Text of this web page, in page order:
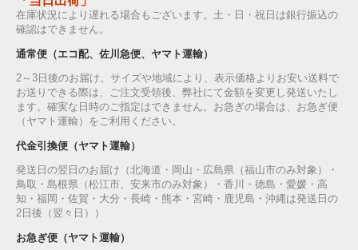
在庫状況により遅れる場合もございます。土・日・祝日は銀行振込の
確認はできません。
通常便（エコ配、佐川急便、ヤマト運輸）
2～3日後のお届け。サイズや地域により、表示価格よりお安い送料で
お送りできる際は、ご注文受領後、弊社にて金額を変更し発送いたし
ます。確実な日時のご指定はできません。お急ぎの場合は、お急ぎ便
（ヤマト運輸）をご利用ください。
代金引換便（ヤマト運輸）
発送日の翌日のお届け（北海道・岡山・広島県（福山市のみ対象）・
鳥取・島根県（松江市、安来市のみ対象）・香川・徳島・愛媛・高
知・福岡・佐賀・大分・長崎・熊本・宮崎・鹿児島・沖縄は発送日の
2日後（翌々日））
お急ぎ便（ヤマト運輸）